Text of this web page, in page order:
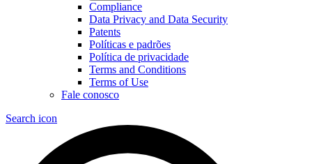
Compliance
Data Privacy and Data Security
Patents
Políticas e padrões
Política de privacidade
Terms and Conditions
Terms of Use
Fale conosco
Search icon